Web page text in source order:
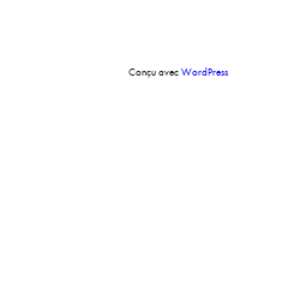
Conçu avecWordPress